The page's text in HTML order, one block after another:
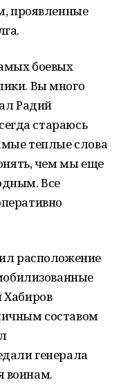
проявленные
боевых
Вы много
Радий
стараюсь
теплые слова
чем мы еще
Все
расположение
составом
генерала
воинам.